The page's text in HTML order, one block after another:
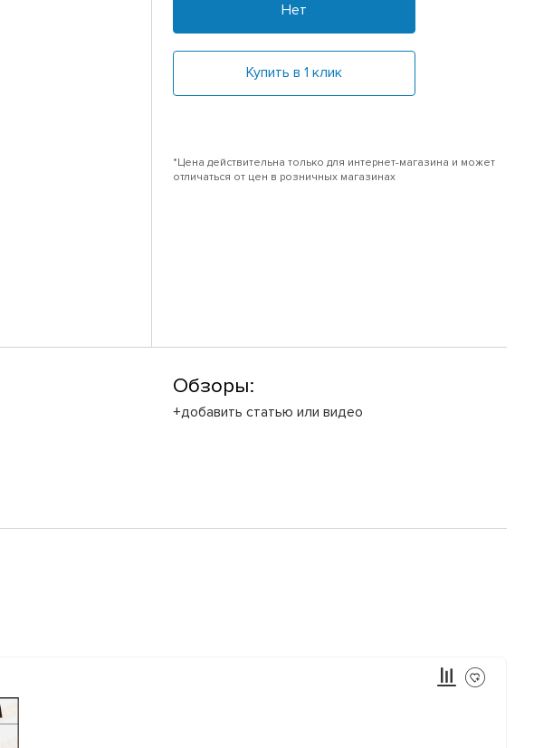
Нет
Купить в 1 клик
*Цена действительна только для интернет-магазина и может
отличаться от цен в розничных магазинах
Обзоры:
+добавить статью или видео